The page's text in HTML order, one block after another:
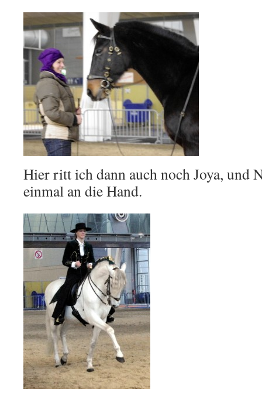
Hier ritt ich dann auch noch Joya, und
einmal an die Hand.